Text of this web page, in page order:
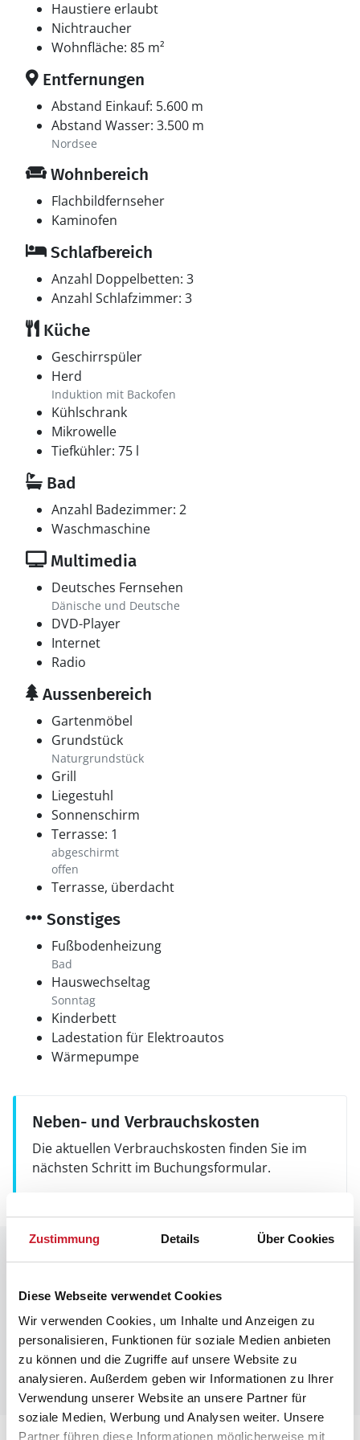
Zustimmung Details Über Cookies
Diese Webseite verwendet Cookies
Wir verwenden Cookies, um Inhalte und Anzeigen zu
personalisieren, Funktionen für soziale Medien anbieten
zu können und die Zugriffe auf unsere Website zu
analysieren. Außerdem geben wir Informationen zu Ihrer
Verwendung unserer Website an unsere Partner für
soziale Medien, Werbung und Analysen weiter. Unsere
Partner führen diese Informationen möglicherweise mit
Haustiere erlaubt
Nichtraucher
Wohnfläche: 85 m²
Entfernungen
Abstand Einkauf: 5.600 m
Abstand Wasser: 3.500 m
Nordsee
Wohnbereich
Flachbildfernseher
Kaminofen
Schlafbereich
Anzahl Doppelbetten: 3
Anzahl Schlafzimmer: 3
Küche
Geschirrspüler
Herd
Induktion mit Backofen
Kühlschrank
Mikrowelle
Tiefkühler: 75 l
Bad
Anzahl Badezimmer: 2
Waschmaschine
Multimedia
Deutsches Fernsehen
Dänische und Deutsche
DVD-Player
Internet
Radio
Aussenbereich
Gartenmöbel
Grundstück
Naturgrundstück
Grill
Liegestuhl
Sonnenschirm
Terrasse: 1
abgeschirmt
offen
Terrasse, überdacht
Sonstiges
Fußbodenheizung
Bad
Hauswechseltag
Sonntag
Kinderbett
Ladestation für Elektroautos
Wärmepumpe
Neben- und Verbrauchskosten
Die aktuellen Verbrauchskosten finden Sie im
nächsten Schritt im Buchungsformular.
Raumaufteilung